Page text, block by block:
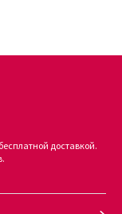
доставкой.